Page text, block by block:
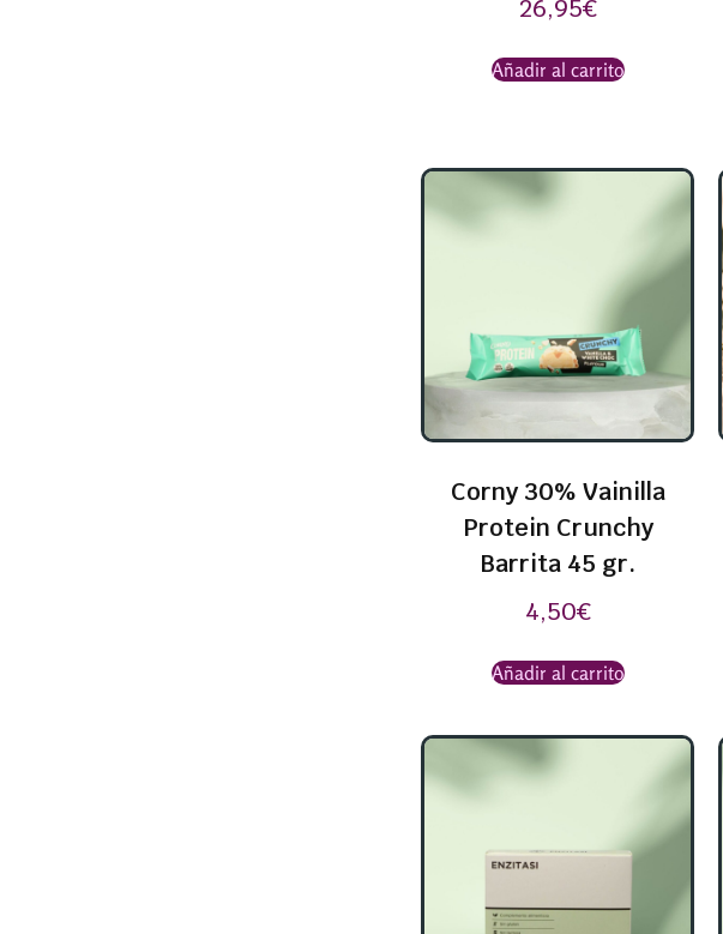
26,95€
Añadir al carrito
Corny 30% Vainilla
Protein Crunchy
Barrita 45 gr.
4,50€
Añadir al carrito